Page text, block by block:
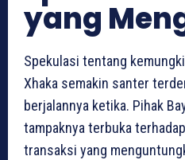
yang
Spekulasi tentang
Xhaka semakin santer
berjalannya ketika. Pihak
tampaknya terbuka
transaksi yang